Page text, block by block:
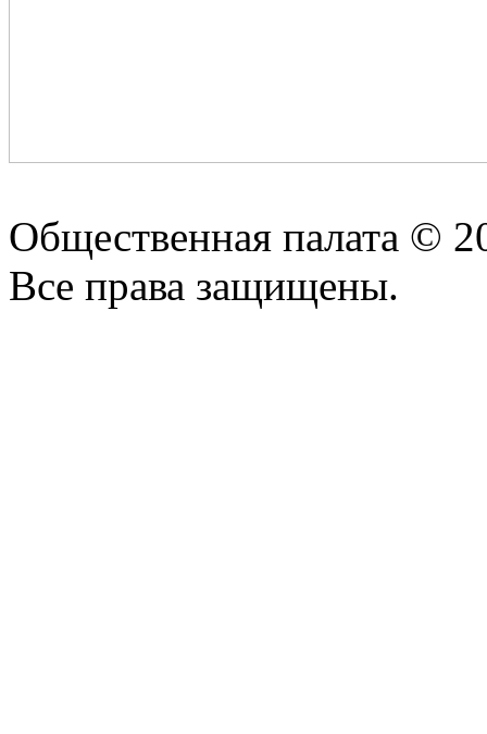
Общественная палата ©
Все права защищены.